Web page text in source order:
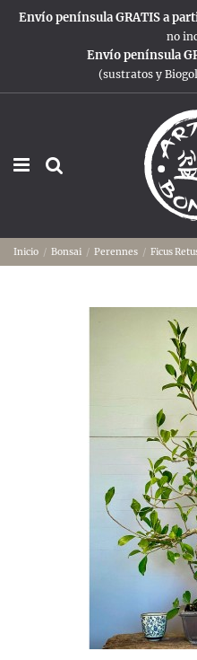
Envío península GRATIS a
no
Envío península
(sustratos y
Inicio Bonsai Perennes Ficus